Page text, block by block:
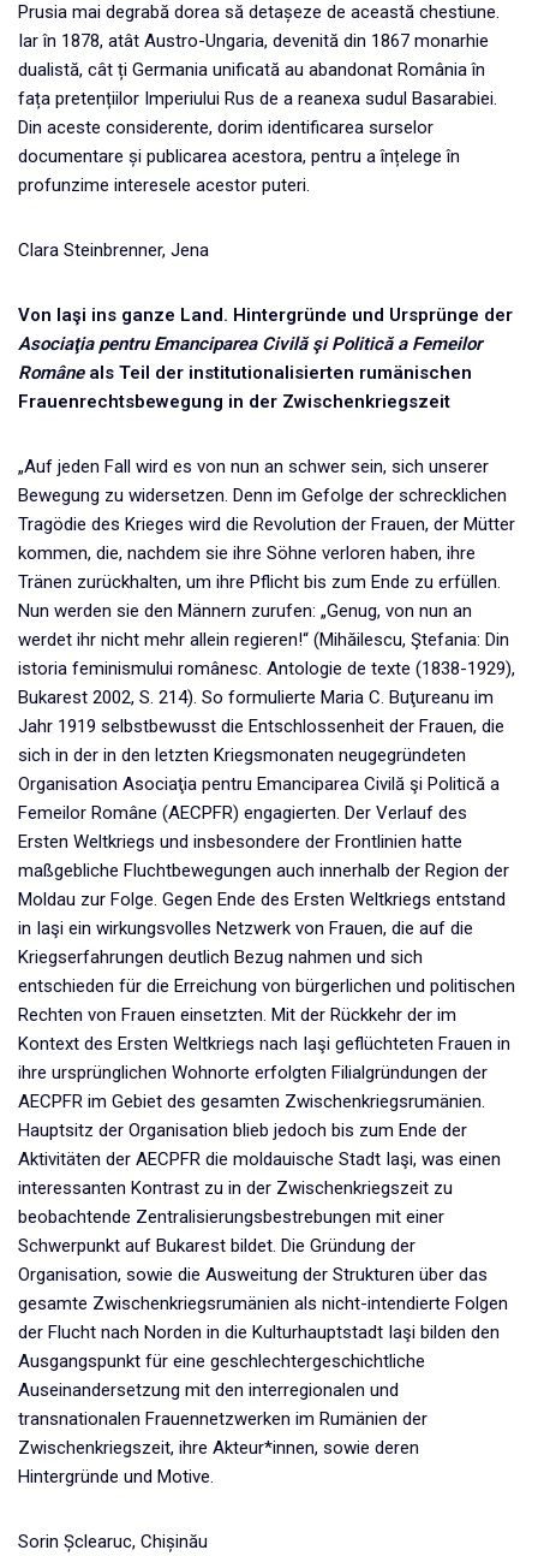
Prusia mai degrabă dorea să detașeze de această chestiune.
Iar în 1878, atât Austro-Ungaria, devenită din 1867 monarhie
dualistă, cât ți Germania unificată au abandonat România în
fața pretențiilor Imperiului Rus de a reanexa sudul Basarabiei.
Din aceste considerente, dorim identificarea surselor
documentare și publicarea acestora, pentru a înțelege în
profunzime interesele acestor puteri.
Clara Steinbrenner, Jena
Von Iaşi ins ganze Land. Hintergründe und Ursprünge der
Asociaţia pentru Emanciparea Civilă şi Politică a Femeilor
Româneals Teil der institutionalisierten rumänischen
Frauenrechtsbewegung in der Zwischenkriegszeit
„Auf jeden Fall wird es von nun an schwer sein, sich unserer
Bewegung zu widersetzen. Denn im Gefolge der schrecklichen
Tragödie des Krieges wird die Revolution der Frauen, der Mütter
kommen, die, nachdem sie ihre Söhne verloren haben, ihre
Tränen zurückhalten, um ihre Pflicht bis zum Ende zu erfüllen.
Nun werden sie den Männern zurufen: „Genug, von nun an
werdet ihr nicht mehr allein regieren!“ (Mihăilescu, Ştefania: Din
istoria feminismului românesc. Antologie de texte (1838-1929),
Bukarest 2002, S. 214). So formulierte Maria C. Buţureanu im
Jahr 1919 selbstbewusst die Entschlossenheit der Frauen, die
sich in der in den letzten Kriegsmonaten neugegründeten
Organisation Asociaţia pentru Emanciparea Civilă şi Politică a
Femeilor Române (AECPFR) engagierten. Der Verlauf des
Ersten Weltkriegs und insbesondere der Frontlinien hatte
maßgebliche Fluchtbewegungen auch innerhalb der Region der
Moldau zur Folge. Gegen Ende des Ersten Weltkriegs entstand
in Iaşi ein wirkungsvolles Netzwerk von Frauen, die auf die
Kriegserfahrungen deutlich Bezug nahmen und sich
entschieden für die Erreichung von bürgerlichen und politischen
Rechten von Frauen einsetzten. Mit der Rückkehr der im
Kontext des Ersten Weltkriegs nach Iaşi geflüchteten Frauen in
ihre ursprünglichen Wohnorte erfolgten Filialgründungen der
AECPFR im Gebiet des gesamten Zwischenkriegsrumänien.
Hauptsitz der Organisation blieb jedoch bis zum Ende der
Aktivitäten der AECPFR die moldauische Stadt Iaşi, was einen
interessanten Kontrast zu in der Zwischenkriegszeit zu
beobachtende Zentralisierungsbestrebungen mit einer
Schwerpunkt auf Bukarest bildet. Die Gründung der
Organisation, sowie die Ausweitung der Strukturen über das
gesamte Zwischenkriegsrumänien als nicht-intendierte Folgen
der Flucht nach Norden in die Kulturhauptstadt Iaşi bilden den
Ausgangspunkt für eine geschlechtergeschichtliche
Auseinandersetzung mit den interregionalen und
transnationalen Frauennetzwerken im Rumänien der
Zwischenkriegszeit, ihre Akteur*innen, sowie deren
Hintergründe und Motive.
Sorin Șclearuc, Chișinău